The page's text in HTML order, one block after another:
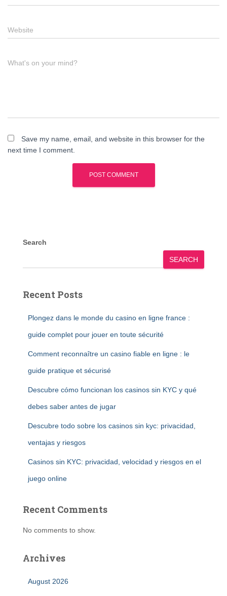
Website
What's on your mind?
Save my name, email, and website in this browser for the
next time I comment.
Search
SEARCH
Recent Posts
Plongez dans le monde du casino en ligne france :
guide complet pour jouer en toute sécurité
Comment reconnaître un casino fiable en ligne : le
guide pratique et sécurisé
Descubre cómo funcionan los casinos sin KYC y qué
debes saber antes de jugar
Descubre todo sobre los casinos sin kyc: privacidad,
ventajas y riesgos
Casinos sin KYC: privacidad, velocidad y riesgos en el
juego online
Recent Comments
No comments to show.
Archives
August 2026